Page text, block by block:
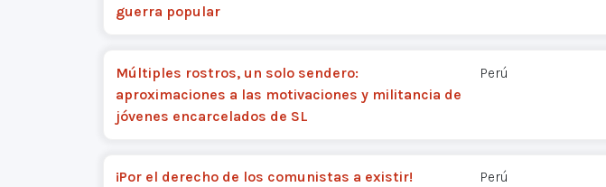
guerra popular
Múltiples rostros, un solo sendero:
aproximaciones a las motivaciones y militancia de
jóvenes encarcelados de SL
Perú
¡Por el derecho de los comunistas a existir! Perú